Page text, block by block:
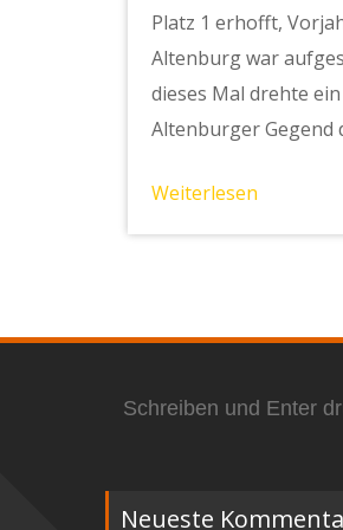
Platz 1 erhofft,
Altenburg war
dieses Mal drehte
Altenburger Gegend
Weiterlesen
nach:
Neueste